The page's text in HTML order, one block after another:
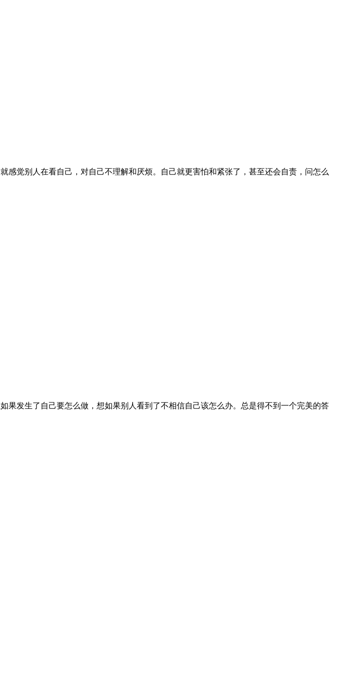
觉别人在看自己，对自己不理解和厌烦。自己就更害怕和紧张了，甚至还会自责，问怎么
发生了自己要怎么做，想如果别人看到了不相信自己该怎么办。总是得不到一个完美的答